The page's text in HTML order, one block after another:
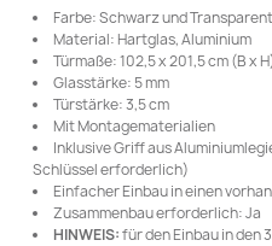
Farbe: Schwarz und Transparent
Material: Hartglas, Aluminium
Türmaße: 102,5 x 201,5 cm (B x
Glasstärke: 5 mm
Türstärke: 3,5 cm
Mit Montagematerialien
Inklusive Griff aus
Schlüssel erforderlich)
Einfacher Einbau in einen
Zusammenbau erforderlich: Ja
HINWEIS:für den Einbau in den